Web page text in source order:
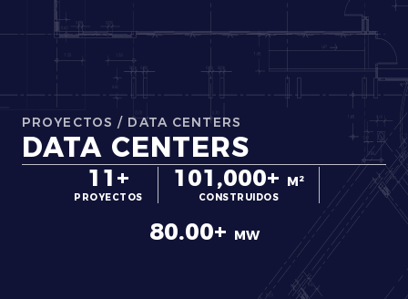
PROYECTOS / DATA CENTERS
DATA CENTERS
11+
PROYECTOS
101,000+ M²
CONSTRUIDOS
80.00+ MW